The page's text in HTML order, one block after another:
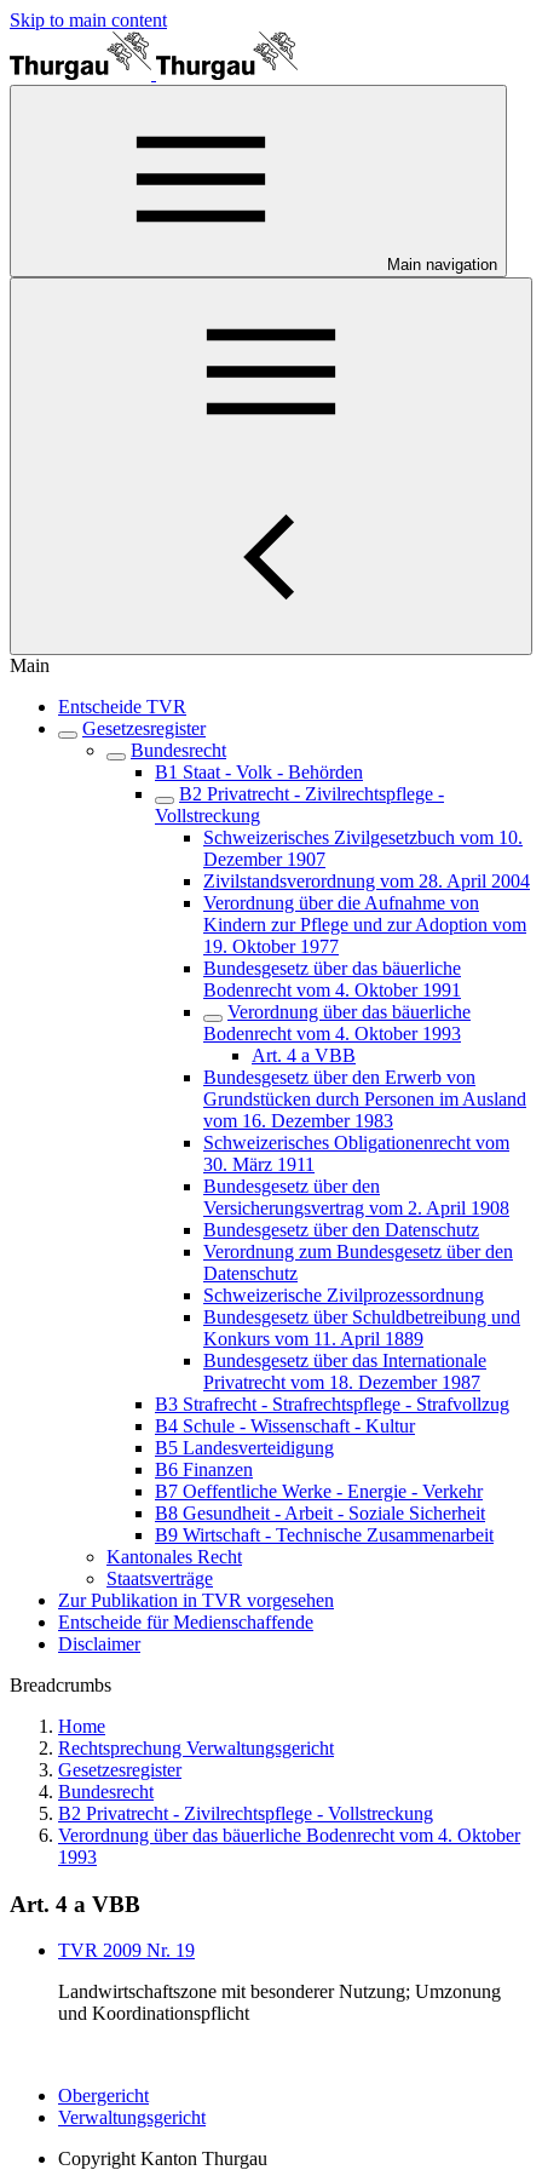
Skip to main content
Main navigation
Main
Entscheide TVR
Gesetzesregister
Bundesrecht
B1 Staat - Volk - Behörden
B2 Privatrecht - Zivilrechtspflege -
Vollstreckung
Schweizerisches Zivilgesetzbuch vom 10.
Dezember 1907
Zivilstandsverordnung vom 28. April 2004
Verordnung über die Aufnahme von
Kindern zur Pflege und zur Adoption vom
19. Oktober 1977
Bundesgesetz über das bäuerliche
Bodenrecht vom 4. Oktober 1991
Verordnung über das bäuerliche
Bodenrecht vom 4. Oktober 1993
Art. 4 a VBB
Bundesgesetz über den Erwerb von
Grundstücken durch Personen im Ausland
vom 16. Dezember 1983
Schweizerisches Obligationenrecht vom
30. März 1911
Bundesgesetz über den
Versicherungsvertrag vom 2. April 1908
Bundesgesetz über den Datenschutz
Verordnung zum Bundesgesetz über den
Datenschutz
Schweizerische Zivilprozessordnung
Bundesgesetz über Schuldbetreibung und
Konkurs vom 11. April 1889
Bundesgesetz über das Internationale
Privatrecht vom 18. Dezember 1987
B3 Strafrecht - Strafrechtspflege - Strafvollzug
B4 Schule - Wissenschaft - Kultur
B5 Landesverteidigung
B6 Finanzen
B7 Oeffentliche Werke - Energie - Verkehr
B8 Gesundheit - Arbeit - Soziale Sicherheit
B9 Wirtschaft - Technische Zusammenarbeit
Kantonales Recht
Staatsverträge
Zur Publikation in TVR vorgesehen
Entscheide für Medienschaffende
Disclaimer
Breadcrumbs
Home
Rechtsprechung Verwaltungsgericht
Gesetzesregister
Bundesrecht
B2 Privatrecht - Zivilrechtspflege - Vollstreckung
Verordnung über das bäuerliche Bodenrecht vom 4. Oktober
1993
Art. 4 a VBB
TVR 2009 Nr. 19
Landwirtschaftszone mit besonderer Nutzung; Umzonung
und Koordinationspflicht
Obergericht
Verwaltungsgericht
Copyright Kanton Thurgau